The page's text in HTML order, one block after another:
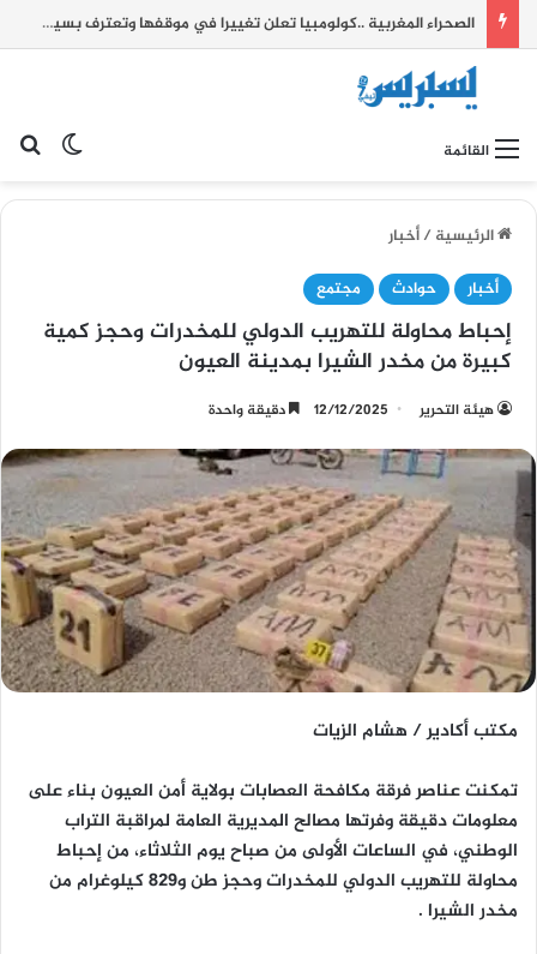
الصحراء المغربية ..كولومبيا تعلن تغييرا في موقفها وتعترف بسيادة المغرب على صحرائه
القائمة
الرئيسية/أخبار
أخبار
حوادث مجتمع
إحباط محاولة للتهريب الدولي للمخدرات وحجز كمية
كبيرة من مخدر الشيرا بمدينة العيون
هيئة التحرير 12/12/2025 دقيقة واحدة
مكتب أكادير / هشام الزيات
تمكنت عناصر فرقة مكافحة العصابات بولاية أمن العيون بناء على
معلومات دقيقة وفرتها مصالح المديرية العامة لمراقبة التراب
الوطني، في الساعات الأولى من صباح يوم الثلاثاء، من إحباط
محاولة للتهريب الدولي للمخدرات وحجز طن و829 كيلوغرام من
مخدر الشيرا .